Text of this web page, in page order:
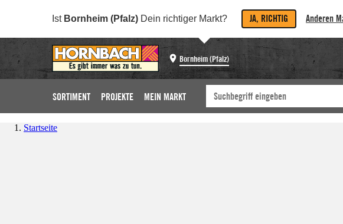
Ist Bornheim (Pfalz) Dein richtiger Markt? JA, RICHTIG Anderen
Bornheim (Pfalz)
SORTIMENT PROJEKTE MEIN MARKT
Startseite